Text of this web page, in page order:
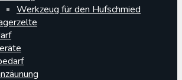
Werkzeug für den Hufschmied